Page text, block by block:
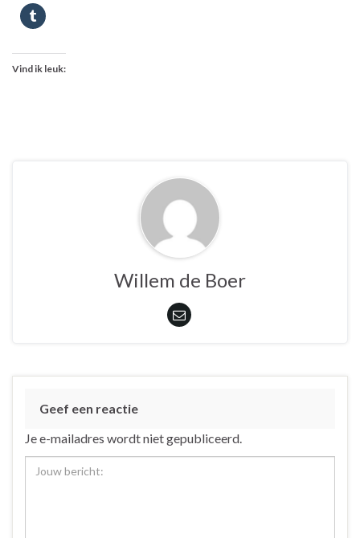
Vind ik leuk:
Willem de Boer
Geef een reactie
Je e-mailadres wordt niet gepubliceerd.